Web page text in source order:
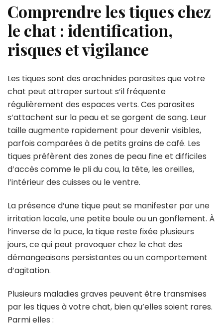
Comprendre les tiques chez
le chat : identification,
risques et vigilance
Les tiques sont des arachnides parasites que votre
chat peut attraper surtout s’il fréquente
régulièrement des espaces verts. Ces parasites
s’attachent sur la peau et se gorgent de sang. Leur
taille augmente rapidement pour devenir visibles,
parfois comparées à de petits grains de café. Les
tiques préfèrent des zones de peau fine et difficiles
d’accès comme le pli du cou, la tête, les oreilles,
l’intérieur des cuisses ou le ventre.
La présence d’une tique peut se manifester par une
irritation locale, une petite boule ou un gonflement. À
l’inverse de la puce, la tique reste fixée plusieurs
jours, ce qui peut provoquer chez le chat des
démangeaisons persistantes ou un comportement
d’agitation.
Plusieurs maladies graves peuvent être transmises
par les tiques à votre chat, bien qu’elles soient rares.
Parmi elles :